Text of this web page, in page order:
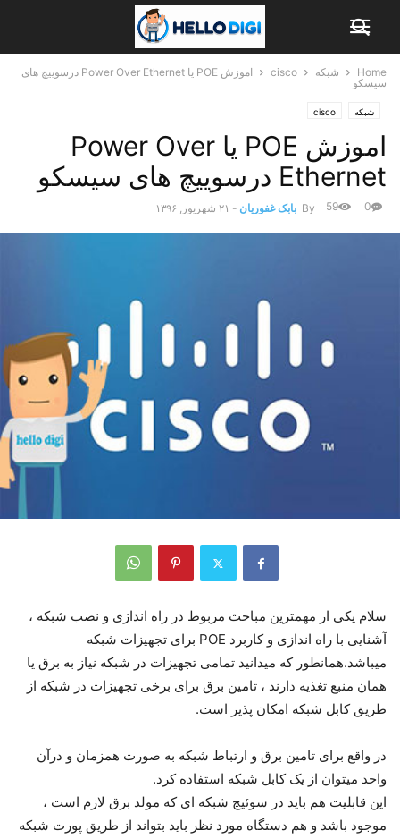
Home شبکه cisco
اموزش POE یا Power Over Ethernet درسوییچ های
سیسکو
شبکه cisco
اموزش POE یا Power Over
Ethernet درسوییچ های سیسکو
By بابک غفوریان - ۲۱ شهریور, ۱۳۹۶ 0
59
سلام یکی ار مهمترین مباحث مربوط در راه اندازی و نصب شبکه ،
آشنایی با راه اندازی و کاربرد POE برای تجهیزات شبکه
میباشد.همانطور که میدانید تمامی تجهیزات در شبکه نیاز به برق یا
همان منبع تغذیه دارند ، تامین برق برای برخی تجهیزات در شبکه از
طریق کابل شبکه امکان پذیر است.
در واقع برای تامین برق و ارتباط شبکه به صورت همزمان و درآن
واحد میتوان از یک کابل شبکه استفاده کرد.
این قابلیت هم باید در سوئیچ شبکه ای که مولد برق لازم است ،
موجود باشد و هم دستگاه مورد نظر باید بتواند از طریق پورت شبکه